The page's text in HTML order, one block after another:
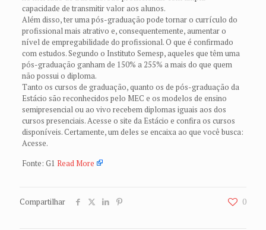
capacidade de transmitir valor aos alunos.
Além disso, ter uma pós-graduação pode tornar o currículo do
profissional mais atrativo e, consequentemente, aumentar o
nível de empregabilidade do profissional. O que é confirmado
com estudos. Segundo o Instituto Semesp, aqueles que têm uma
pós-graduação ganham de 150% a 255% a mais do que quem
não possui o diploma.
Tanto os cursos de graduação, quanto os de pós-graduação da
Estácio são reconhecidos pelo MEC e os modelos de ensino
semipresencial ou ao vivo recebem diplomas iguais aos dos
cursos presenciais. Acesse o site da Estácio e confira os cursos
disponíveis. Certamente, um deles se encaixa ao que você busca:
Acesse.
Fonte: G1 Read More
Compartilhar 0